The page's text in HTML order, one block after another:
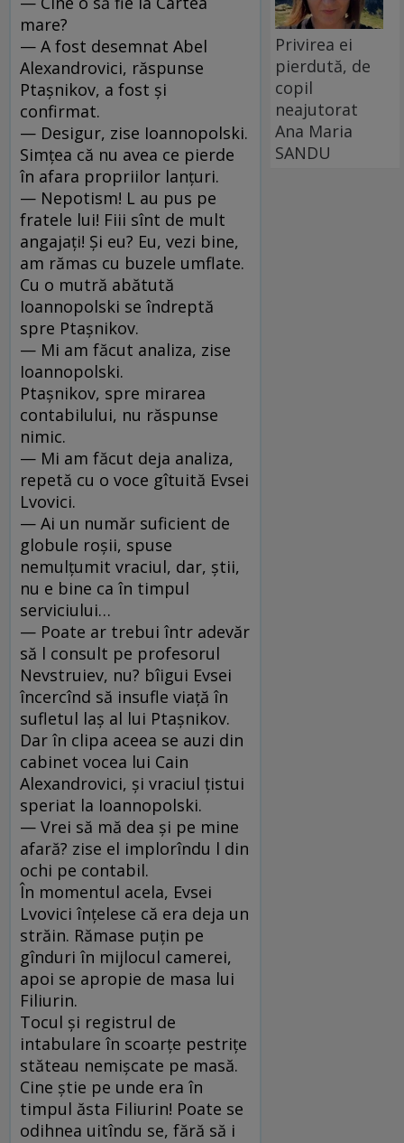
mare?
— A fost desemnat Abel
Alexandrovici, răspunse
Ptaşnikov, a fost şi
confirmat.
— Desigur, zise Ioannopolski.
Simţea că nu avea ce pierde
în afara propriilor lanţuri.
— Nepotism! L au pus pe
fratele lui! Fiii sînt de mult
angajaţi! Şi eu? Eu, vezi bine,
am rămas cu buzele umflate.
Cu o mutră abătută
Ioannopolski se îndreptă
spre Ptaşnikov.
— Mi am făcut analiza, zise
Ioannopolski.
Ptaşnikov, spre mirarea
contabilului, nu răspunse
nimic.
— Mi am făcut deja analiza,
repetă cu o voce gîtuită Evsei
Lvovici.
— Ai un număr suficient de
globule roşii, spuse
nemulţumit vraciul, dar, ştii,
nu e bine ca în timpul
serviciului…
— Poate ar trebui într adevăr
să l consult pe profesorul
Nevstruiev, nu? bîigui Evsei
încercînd să insufle viaţă în
sufle­tul laş al lui Ptaşnikov.
Dar în clipa aceea se auzi din
cabinet vocea lui Cain
Alexandrovici, şi vraciul ţistui
speriat la Ioannopolski.
— Vrei să mă dea şi pe mine
afară? zise el implorîndu l din
ochi pe contabil.
În momentul acela, Evsei
Lvovici înţelese că era deja un
străin. Rămase puţin pe
gînduri în mijlocul camerei,
apoi se apropie de masa lui
Filiurin.
Tocul şi registrul de
intabulare în scoarţe pestriţe
stăteau nemişcate pe masă.
Cine ştie pe unde era în
timpul ăsta Filiurin! Poate se
odihnea uitîndu se, fără să i
Privirea ei
pierdută, de
copil
neajutorat
Ana Maria
SANDU